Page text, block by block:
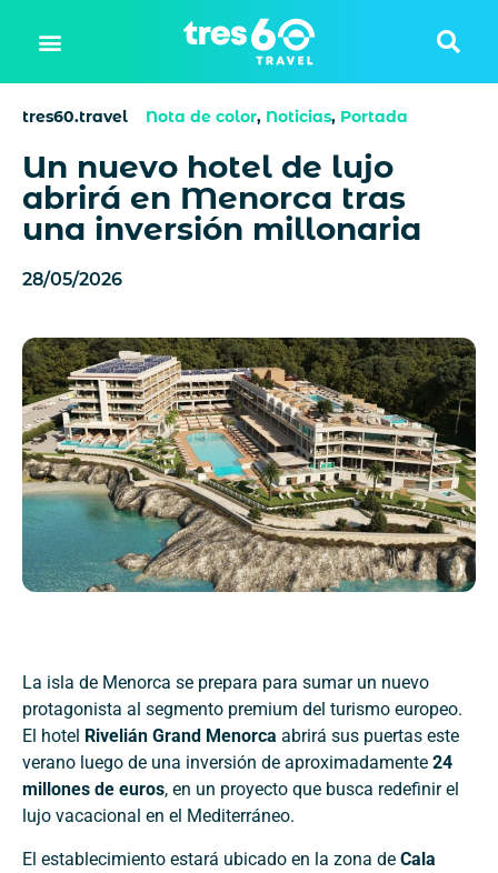
tres60.travel Nota de color, Noticias, Portada
Un nuevo hotel de lujo
abrirá en Menorca tras
una inversión millonaria
28/05/2026
La isla de Menorca se prepara para sumar un nuevo
protagonista al segmento premium del turismo europeo.
El hotel Rivelián Grand Menorca abrirá sus puertas este
verano luego de una inversión de aproximadamente 24
millones de euros, en un proyecto que busca redefinir el
lujo vacacional en el Mediterráneo.
El establecimiento estará ubicado en la zona de Cala